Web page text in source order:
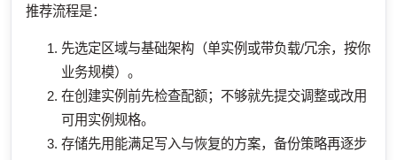
推荐流程是：
先选定区域与基础架构（单实例或带负载/冗余，按你
业务规模）。
在创建实例前先检查配额；不够就先提交调整或改用
可用实例规格。
存储先用能满足写入与恢复的方案，备份策略再逐步